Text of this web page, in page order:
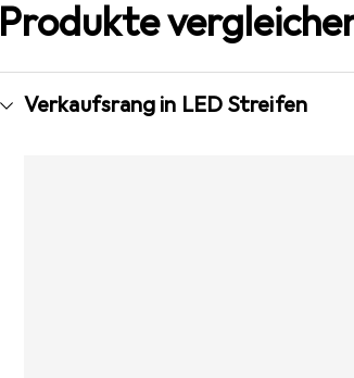
Produkte
Verkaufsrang in LED Streifen